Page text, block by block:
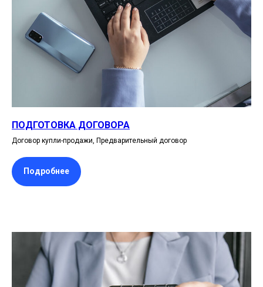
ПОДГОТОВКА ДОГОВОРА
Договор купли-продажи, Предварительный договор
Подробнее